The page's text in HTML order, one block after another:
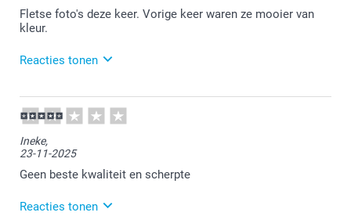
Fletse foto's deze keer. Vorige keer waren ze mooier van
kleur.
Reacties tonen
16-12-2025
13:14
Dat is vervelend om te lezen. Als je niet tevreden
kijken graag met je mee.
Ineke,
23-11-2025
Geen beste kwaliteit en scherpte
Reacties tonen